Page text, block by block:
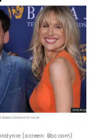
(screen: Bbc.com)